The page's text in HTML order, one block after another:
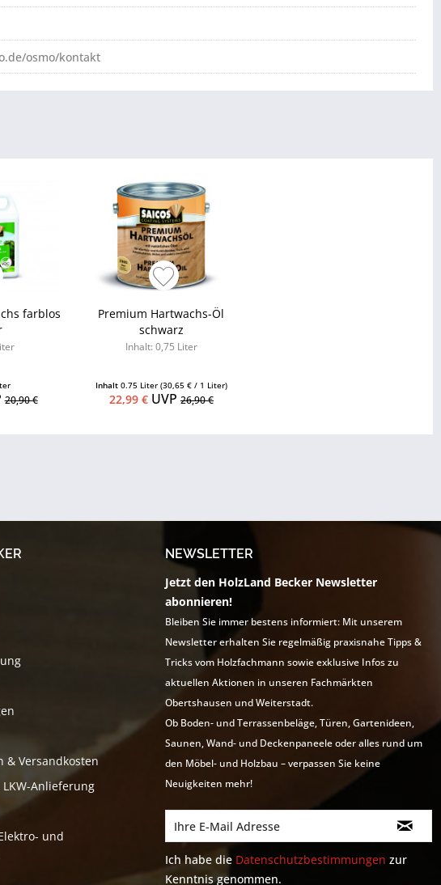
osmo/kontakt
farblos
20,90 €
Premium Hartwachs-Öl
schwarz
Inhalt: 0,75 Liter
Inhalt 0.75 Liter (30,65 € / 1 Liter)
22,99 €UVP 26,90 €
& Versandkosten
Anlieferung
und
NEWSLETTER
Jetzt den HolzLand Becker Newsletter
abonnieren!
Bleiben Sie immer bestens informiert: Mit unserem
Newsletter erhalten Sie regelmäßig praxisnahe Tipps &
Tricks vom Holzfachmann sowie exklusive Infos zu
aktuellen Aktionen in unseren Fachmärkten
Obertshausen und Weiterstadt.
Ob Boden- und Terrassenbeläge, Türen, Gartenideen,
Saunen, Wand- und Deckenpaneele oder alles rund um
den Möbel- und Holzbau – verpassen Sie keine
Neuigkeiten mehr!
Ich habe die Datenschutzbestimmungen zur
Kenntnis genommen.